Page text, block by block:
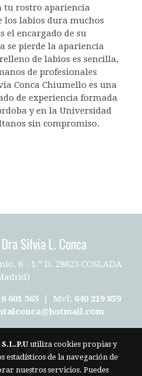
tu rostro apariencia
labios dura muchos
el encargado de su
se pierde la apariencia
de labios es sencilla,
de profesionales
Conca Chiumello es una
de experiencia formada
y en la Universidad
sin compromiso.
Silvia L. Conca
8 - 1.º D. 28823 COSLADA
601 363 | Mvl: 640 219 859
legal
utiliza cookies propias y
de la navegación de
nuestros servicios. Puedes